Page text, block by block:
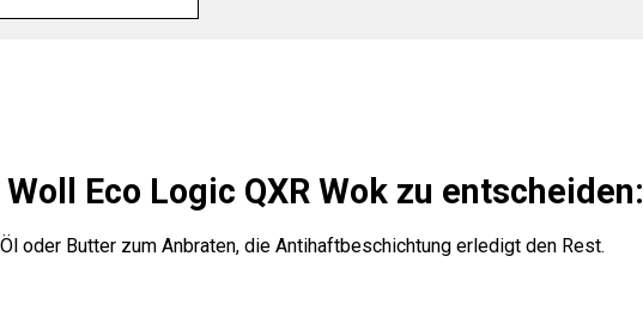
Eco Logic QXR Wok zu entscheiden:
oder Butter zum Anbraten, die Antihaftbeschichtung erledigt den Rest.